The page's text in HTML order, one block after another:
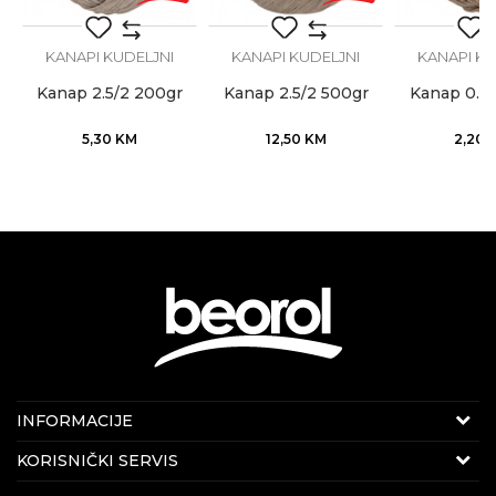
POŠALJI
KANAPI KUDELJNI
Kanap 2.5/2 200gr
5,30 KM
KANAPI KUDELJNI
Kanap 2.5/2 500gr
12,50 KM
KANAPI
Kanap
2,20
Internet prodaja
E-mail: beorolshop@beorol.ba
Telefon:066 714 037
INFORMACIJE
O nama
Zaposlenje
KORISNIČKI SERVIS